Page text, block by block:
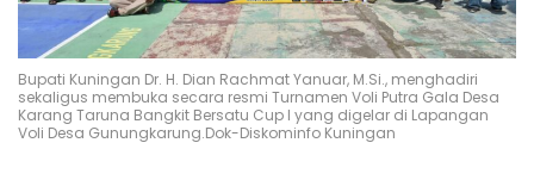
Bupati Kuningan Dr. H. Dian Rachmat Yanuar, M.Si., menghadiri
sekaligus membuka secara resmi Turnamen Voli Putra Gala Desa
Karang Taruna Bangkit Bersatu Cup I yang digelar di Lapangan
Voli Desa Gunungkarung.Dok-Diskominfo Kuningan